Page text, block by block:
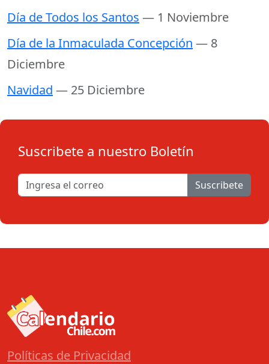
Día de Todos los Santos — 1 Noviembre
Día de la Inmaculada Concepción — 8
Diciembre
Navidad — 25 Diciembre
Suscribete a nuestro Boletín
Suscribete
Políticas de Privacidad